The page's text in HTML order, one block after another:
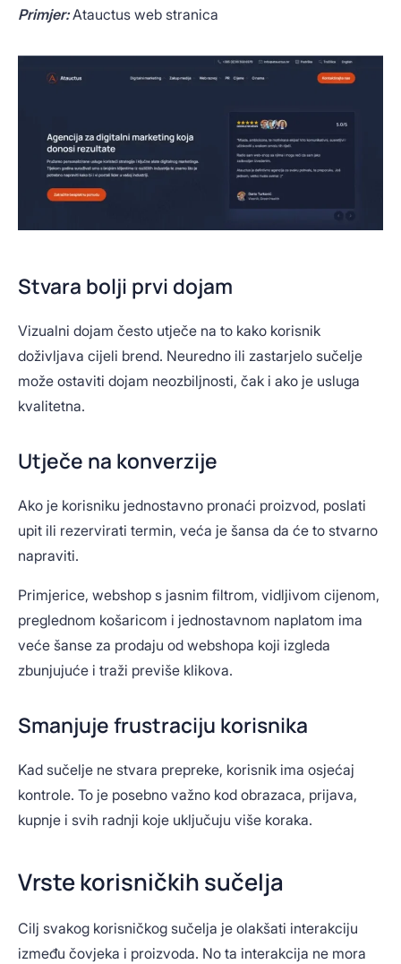
Primjer:Atauctus web stranica
Stvara bolji prvi dojam
Vizualni dojam često utječe na to kako korisnik
doživljava cijeli brend. Neuredno ili zastarjelo sučelje
može ostaviti dojam neozbiljnosti, čak i ako je usluga
kvalitetna.
Utječe na konverzije
Ako je korisniku jednostavno pronaći proizvod, poslati
upit ili rezervirati termin, veća je šansa da će to stvarno
napraviti.
Primjerice, webshop s jasnim filtrom, vidljivom cijenom,
preglednom košaricom i jednostavnom naplatom ima
veće šanse za prodaju od webshopa koji izgleda
zbunjujuće i traži previše klikova.
Smanjuje frustraciju korisnika
Kad sučelje ne stvara prepreke, korisnik ima osjećaj
kontrole. To je posebno važno kod obrazaca, prijava,
kupnje i svih radnji koje uključuju više koraka.
Vrste korisničkih sučelja
Cilj svakog korisničkog sučelja je olakšati interakciju
između čovjeka i proizvoda. No ta interakcija ne mora